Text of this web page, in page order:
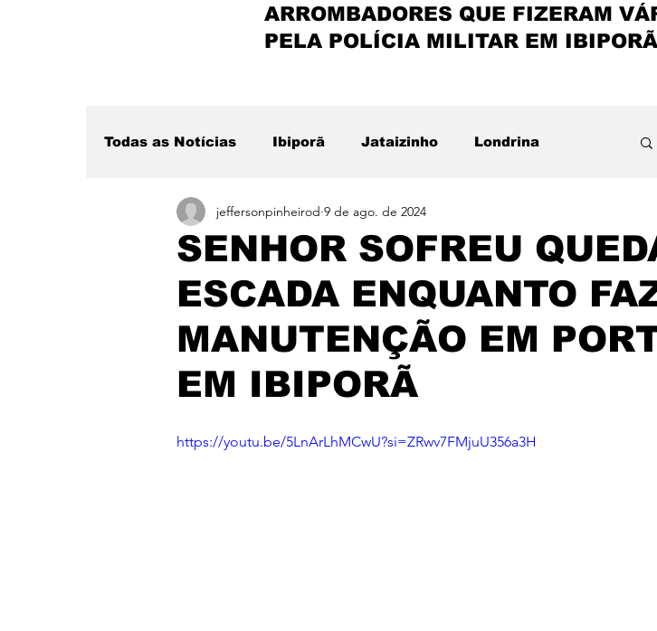
ARROMBADORES QUE FIZERAM
PELA POLÍCIA MILITAR EM IBIPORÃ
Todas as Notícias Ibiporã Jataizinho Londrina
Região Sertanópolis Destaque
SENHOR SOFREU
ESCADA ENQUANTO
MANUTENÇÃO EM
EM IBIPORÃ
jeffersonpinheirod 9 de ago. de 2024
https://youtu.be/5LnArLhMCwU?si=ZRwv7FMjuU356a3H